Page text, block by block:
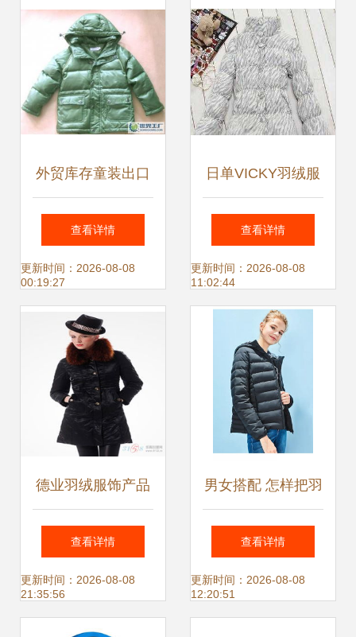
外贸库存童装出口
欧美原单GEOX原
单男童羽绒服_二
手设备转让_世界
工厂网中国产品信
息库
查看详情
更新时间：2026-08-08
00:19:27
日单VICKY羽绒服
价格与厂家信息全
解析
查看详情
更新时间：2026-08-08
11:02:44
德业羽绒服饰产品
德业羽绒服饰产品
图片 德业羽绒服饰
怎么样 最新德业羽
查看详情
更新时间：2026-08-08
21:35:56
男女搭配 怎样把羽
绒服穿得好看又有
型
查看详情
更新时间：2026-08-08
12:20:51